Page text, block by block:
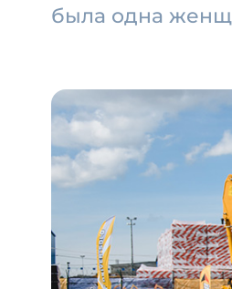
была одна